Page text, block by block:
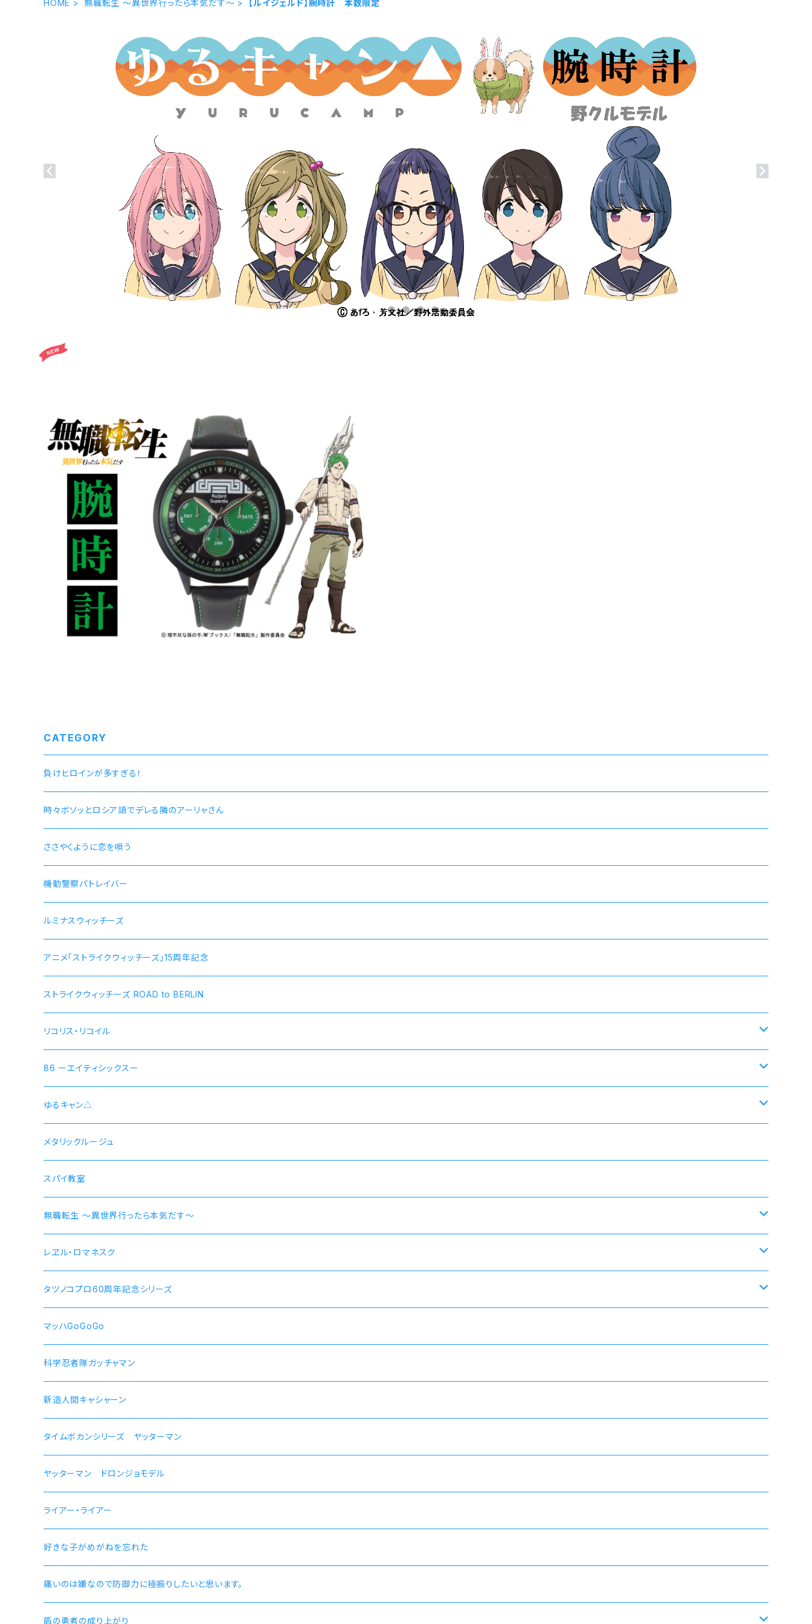
HOME 無職転生 〜異世界行ったら本気だす〜 【ルイジェルド】腕時計 本数限定
【残りわずか】無職転生 〜異世界行ったら本気だす〜 ルイジェルド腕時計 / シリアルナ
ンバー入り
¥19,800
CATEGORY
負けヒロインが多すぎる！
時々ボソッとロシア語でデレる隣のアーリャさん
ささやくように恋を唄う
機動警察パトレイバー
ルミナスウィッチーズ
アニメ「ストライクウィッチーズ」15周年記念
ストライクウィッチーズ ROAD to BERLIN
リコリス・リコイル
錦木千束 DA 1st モデル 腕時計 本数限定商品
井ノ上たきな DA 2nd モデル 腕時計 本数限定商品
86 ーエイティシックスー
シン 連邦国ver モデル
シン 共和国ver モデル
ヴラディレーナ・ミリーゼ モデル
ゆるキャン△
野クルver
志摩リン
各務原なでしこ
乗物シリーズ
なでしこ 自転車
桜 自動車
メタリックルージュ
スパイ教室
無職転生 〜異世界行ったら本気だす〜
【エリス・ボレアス・グレイラット】腕時計 本数限定商品
【ロキシー・ミグルディア】腕時計 本数限定商品
【シルフィエット】腕時計 本数限定商品
【ルイジェルド】腕時計 本数限定
【パウロ・グレイラッド】腕時計 本数限定
【オルステッド】腕時計 本数限定
レヱル・ロマネスク
すずしろ モデル
紅
ラン モデル
かにこ
タツノコプロ60周年記念シリーズ
マッハGoGoGo 55周年記念モデル
科学忍者隊ガッチャマン 50周年記念モデル
新造人間キャシャーン 50周年記念モデル
タイムボカンシリーズ ヤッターマン 45周年記念モデル
マッハGoGoGo
科学忍者隊ガッチャマン
新造人間キャシャーン
タイムボカンシリーズ ヤッターマン
ヤッターマン ドロンジョモデル
ライアー・ライアー
好きな子がめがねを忘れた
痛いのは嫌なので防御力に極振りしたいと思います。
盾の勇者の成り上がり